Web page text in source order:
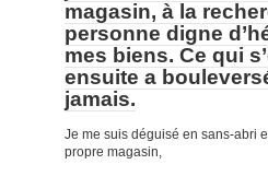
magasin, à la
personne digne
mes biens. Ce qui
ensuite a
jamais.
Je me suis déguisé en sans-abri
propre magasin,